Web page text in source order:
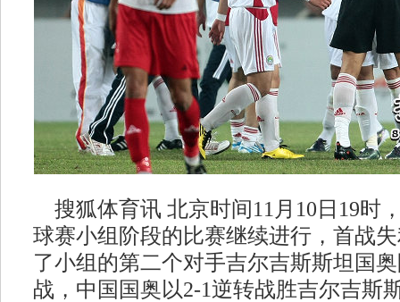
搜狐体育讯 北京时间11月10日19时
球赛小组阶段的比赛继续进行，首战
了小组的第二个对手吉尔吉斯斯坦国
战，中国国奥以2-1逆转战胜吉尔吉斯